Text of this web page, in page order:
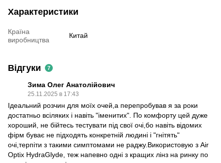
Характеристики
Країна
виробництва
Китай
Відгуки 7
Зима Олег Анатолійович
25.11.2025 в 17:43
Ідеальний розчин для моїх очей,а перепробував я за роки
достатньо всіляких і навіть "іменитих". По комфорту цей дуже
хороший, не бійтесь тестувати під свої очі,бо навіть відомих
фірм буває не підходять конкретній людині і "гнітять"
очі,терпіти з такими симптомами не раджу.Використовую з Air
Optix HydraGlyde, теж напевно одні з кращих лінз на ринку по